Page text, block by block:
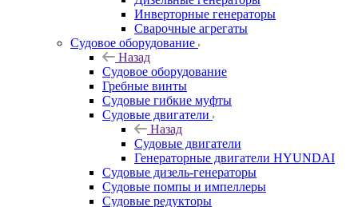
Инверторные генераторы
Сварочные агрегаты
Судовое оборудование
Назад
Судовое оборудование
Гребные винты
Судовые гибкие муфты
Судовые двигатели
Назад
Судовые двигатели
Генераторные двигатели HYUNDAI
Судовые дизель-генераторы
Судовые помпы и импеллеры
Судовые редукторы